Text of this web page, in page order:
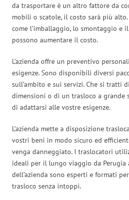
da trasportare è un altro fattore da
mobili o scatole, il costo sarà più
come l’imballaggio, lo smontaggio e
possono aumentare il costo.
L’azienda offre un preventivo
esigenze. Sono disponibili diversi
sull’ambito e sui servizi. Che si tratti
dimensioni o di un trasloco a grande
di adattarsi alle vostre esigenze.
L’azienda mette a disposizione
vostri beni in modo sicuro ed
venga danneggiato. I traslocatori
ideali per il lungo viaggio da
dell’azienda sono esperti e formati
trasloco senza intoppi.